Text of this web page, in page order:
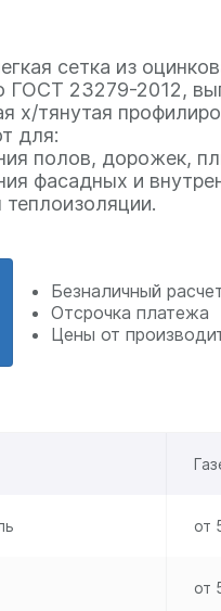
сетка из
ГОСТ 23279-2012,
х/тянутая
для:
полов, дорожек,
фасадных и
теплоизоляции.
Безналичный
Отсрочка платежа
Цены от
от
от